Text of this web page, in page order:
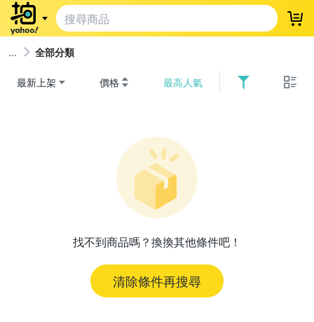
登
全部分類
最新上架 價格 最高人氣
找不到商品嗎？換換其他條件吧！
清除條件再搜尋